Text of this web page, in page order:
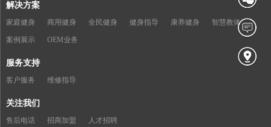
解决方案
家庭健身 商用健身 全民健身 健身指导 康养健身 智慧教体
案例展示 OEM业务
服务支持
客户服务 维修指导
关注我们
售后电话 招商加盟 人才招聘